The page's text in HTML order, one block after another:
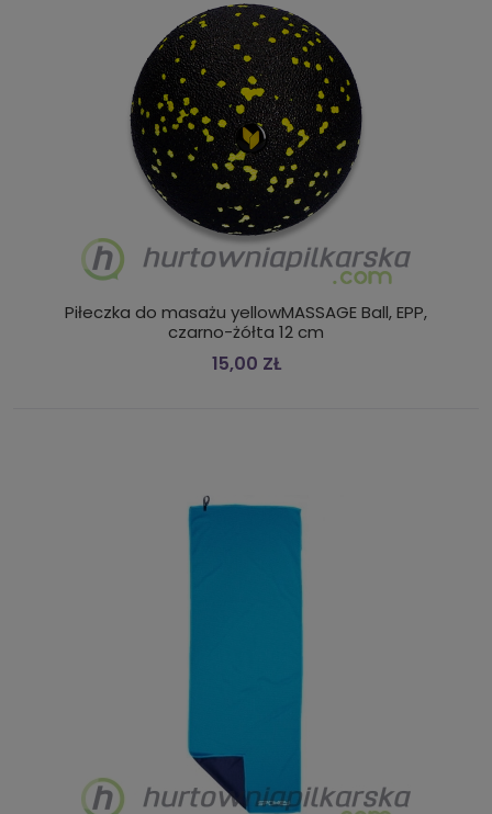
Piłeczka do masażu yellowMASSAGE Ball, EPP,
czarno-żółta 12 cm
15,00 ZŁ